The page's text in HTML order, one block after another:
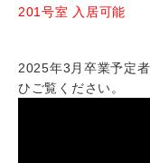
201号室 入居可能
2025年3月卒業予定
ひご覧ください。